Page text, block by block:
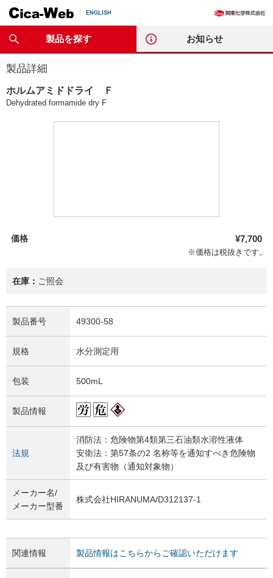
ENGLISH
製品を探す お知らせ
製品詳細
ホルムアミドドライ Ｆ
Dehydrated formamide dry F
価格 ¥7,700
※価格は税抜きです。
在庫： ご照会
製品番号 49300-58
規格 水分測定用
包装 500mL
製品情報
法規
消防法：危険物第4類第三石油類水溶性液体
安衛法：第57条の2 名称等を通知すべき危険物
及び有害物（通知対象物）
メーカー名/
メーカー型番
株式会社HIRANUMA/D312137-1
関連情報 製品情報はこちらからご確認いただけます